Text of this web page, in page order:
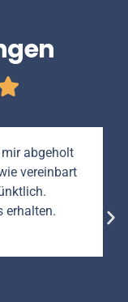
abgeholt
vereinbart
erhalten.